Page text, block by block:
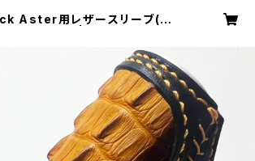
Aster用レザースリーブ(ワ